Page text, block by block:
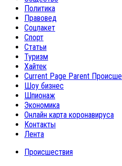
Политика
Правовед
Соцпакет
Спорт
Статьи
Туризм
Хайтек
Current Page Parent
Шоу бизнес
Шпионаж
Экономика
Онлайн карта коронавируса
Контакты
Лента
Происшествия